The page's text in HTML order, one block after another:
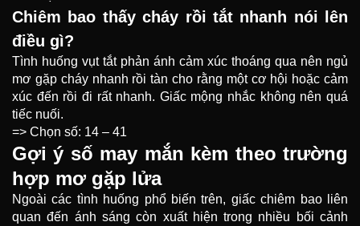
Chiêm bao thấy cháy rồi tắt nhanh nói lên
điều gì?
Tình huống vụt tắt phản ánh cảm xúc thoáng qua nên ngủ
mơ gặp cháy nhanh rồi tàn cho rằng một cơ hội hoặc cảm
xúc đến rồi đi rất nhanh. Giấc mộng nhắc không nên quá
tiếc nuối.
=> Chọn số: 14 – 41
Gợi ý số may mắn kèm theo trường
hợp mơ gặp lửa
Ngoài các tình huống phổ biến trên, giấc chiêm bao liên
quan đến ánh sáng còn xuất hiện trong nhiều bối cảnh